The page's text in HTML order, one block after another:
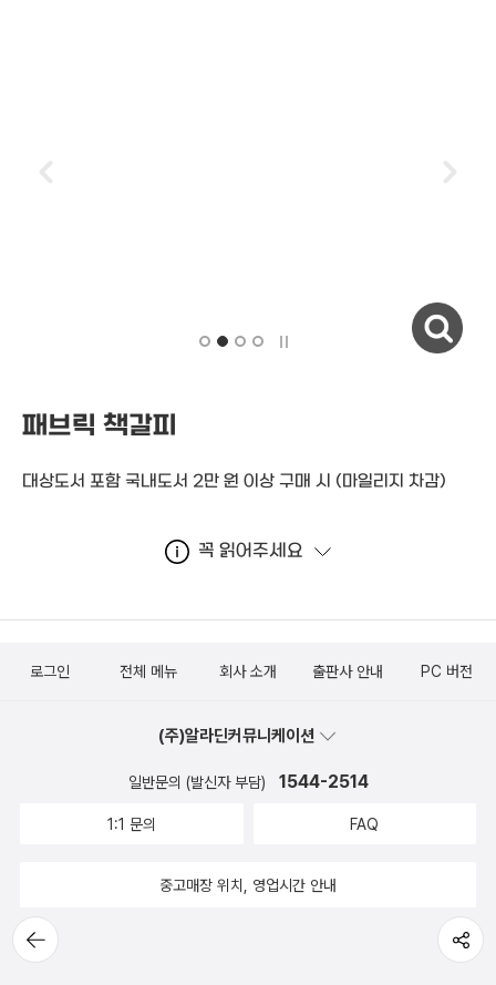
패브릭 책갈피
대상도서 포함 국내도서 2만 원 이상 구매 시 (마일리지 차감)
꼭 읽어주세요
뒤로가
기
로그인 전체 메뉴 회사 소개 출판사 안내 PC 버전
(주)알라딘커뮤니케이션
일반문의 (발신자 부담) 1544-2514
1:1 문의 FAQ
중고매장 위치, 영업시간 안내